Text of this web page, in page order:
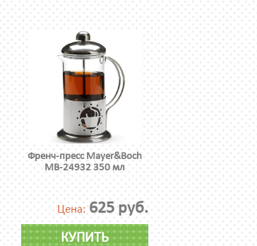
Френч-пресс Mayer&Boch
МВ-24932 350 мл
Цена: 625 руб.
КУПИТЬ